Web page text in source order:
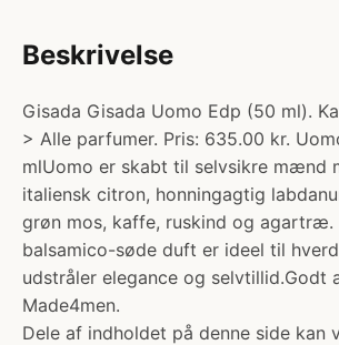
Beskrivelse
Gisada Gisada Uomo Edp (50 ml).
> Alle parfumer. Pris: 635.00 kr.
mlUomo er skabt til selvsikre mænd
italiensk citron, honningagtig
grøn mos, kaffe, ruskind og
balsamico-søde duft er ideel til
udstråler elegance og selvtillid.Godt
Made4men.
Dele af indholdet på denne side kan